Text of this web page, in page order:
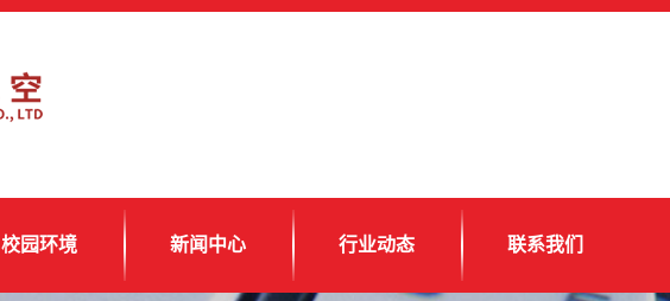
校园环境 新闻中心 行业动态 联系我们